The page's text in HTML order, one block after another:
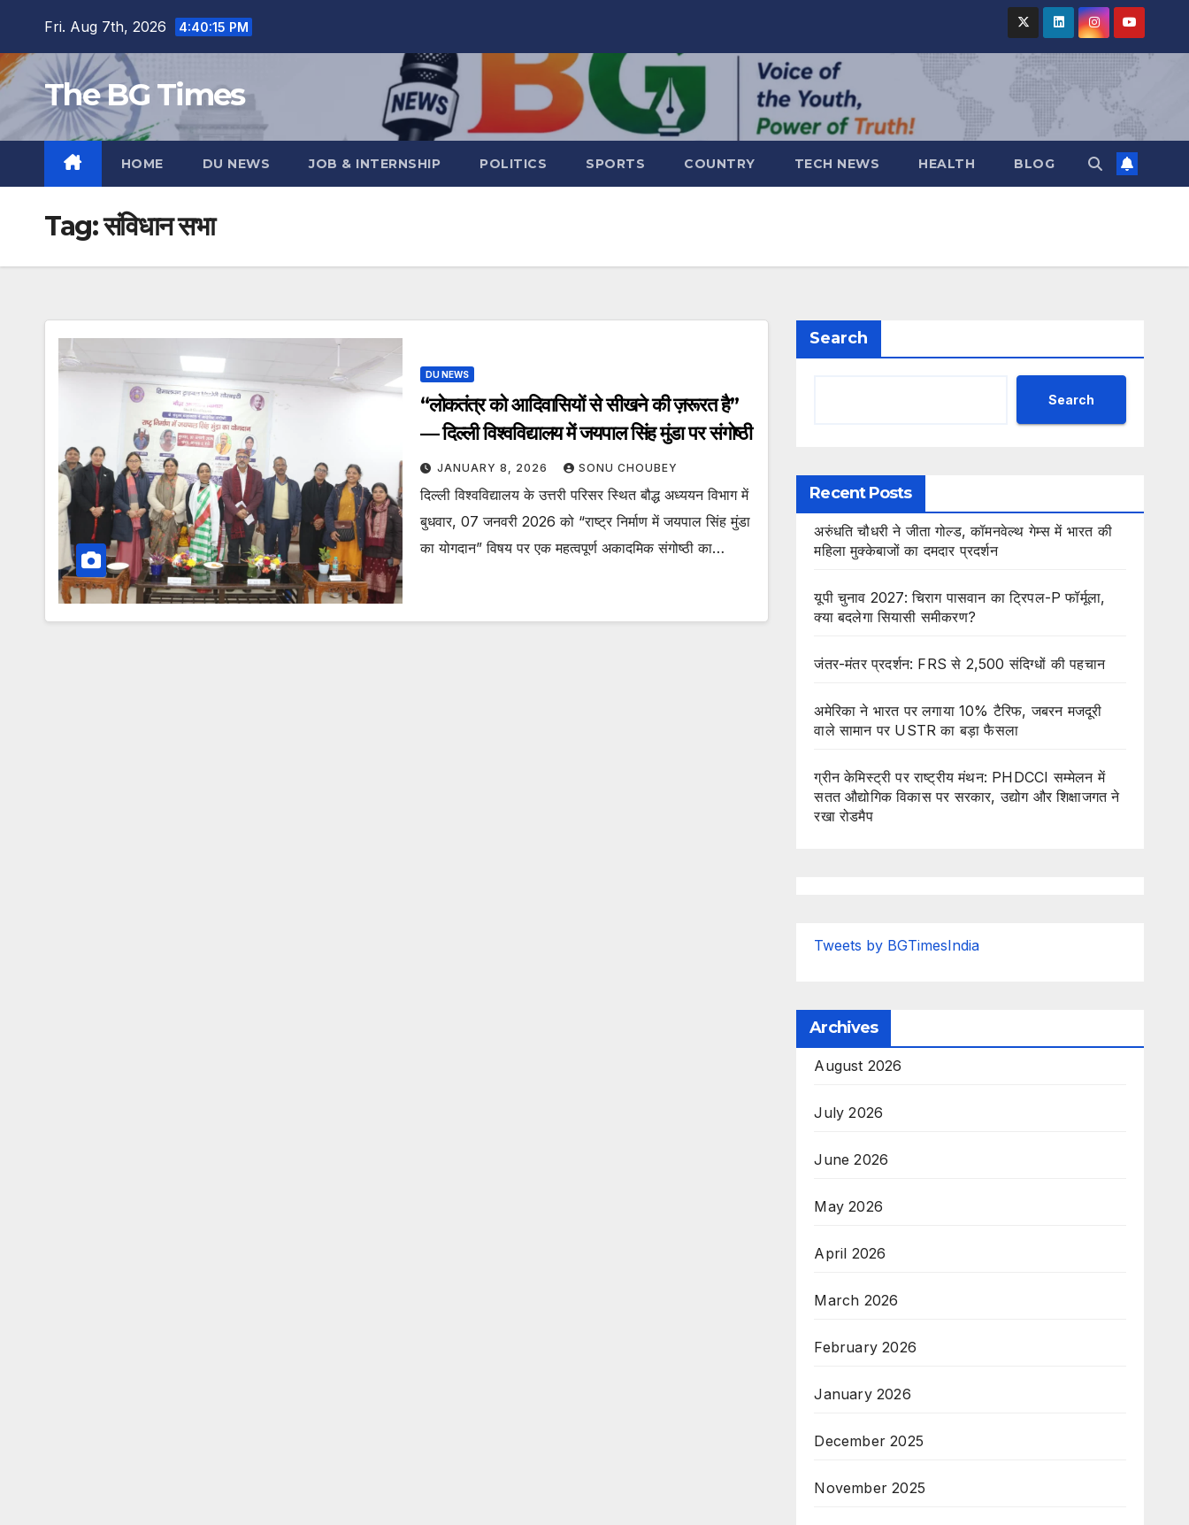
content
Fri. Aug 7th, 2026 4:40:16 PM
The BG Times
HOME DU NEWS JOB & INTERNSHIP POLITICS SPORTS COUNTRY TECH NEWS HEALTH BLOG
Tag:संविधान सभा
DU NEWS
“लोकतंत्र को आदिवासियों से सीखने की ज़रूरत है”
— दिल्ली विश्वविद्यालय में जयपाल सिंह मुंडा पर संगोष्ठी
JANUARY 8, 2026 SONU CHOUBEY
दिल्ली विश्वविद्यालय के उत्तरी परिसर स्थित बौद्ध अध्ययन विभाग में
बुधवार, 07 जनवरी 2026 को “राष्ट्र निर्माण में जयपाल सिंह मुंडा
का योगदान” विषय पर एक महत्वपूर्ण अकादमिक संगोष्ठी का…
Search
Search
Recent Posts
अरुंधति चौधरी ने जीता गोल्ड, कॉमनवेल्थ गेम्स में भारत की
महिला मुक्केबाजों का दमदार प्रदर्शन
यूपी चुनाव 2027: चिराग पासवान का ट्रिपल-P फॉर्मूला,
क्या बदलेगा सियासी समीकरण?
जंतर-मंतर प्रदर्शन: FRS से 2,500 संदिग्धों की पहचान
अमेरिका ने भारत पर लगाया 10% टैरिफ, जबरन मजदूरी
वाले सामान पर USTR का बड़ा फैसला
ग्रीन केमिस्ट्री पर राष्ट्रीय मंथन: PHDCCI सम्मेलन में
सतत औद्योगिक विकास पर सरकार, उद्योग और शिक्षाजगत ने
रखा रोडमैप
Tweets by BGTimesIndia
Archives
August 2026
July 2026
June 2026
May 2026
April 2026
March 2026
February 2026
January 2026
December 2025
November 2025